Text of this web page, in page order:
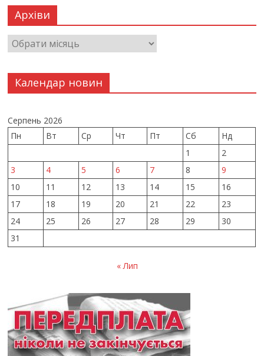
Архіви
Календар новин
Серпень 2026
Пн
Вт Ср Чт Пт Сб
Нд
1
2
3
4 5 6 7 8
9
10
11 12 13 14 15
16
17
18 19 20 21 22
23
24
25 26 27 28 29
30
31
« Лип